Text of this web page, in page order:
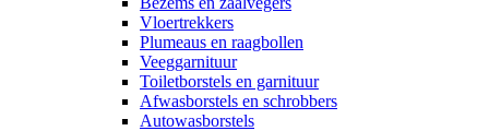
Vloertrekkers
Plumeaus en raagbollen
Veeggarnituur
Toiletborstels en garnituur
Afwasborstels en schrobbers
Autowasborstels